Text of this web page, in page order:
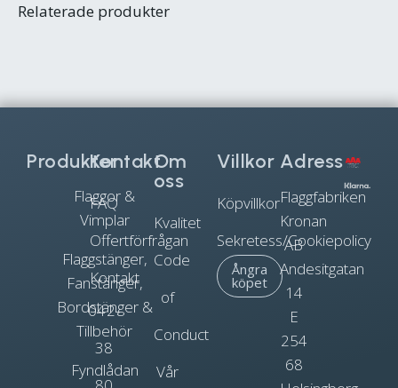
Relaterade produkter
Adress
Flaggfabriken
Kronan
AB
Andesitgatan
14
E
254
68
Kontakt
FAQ
Offertförfrågan
Kontakt
042-
38
Om
oss
Kvalitet
Code
of
Conduct
Vår
Villkor
Köpvillkor
Sekretess/Cookiepolicy
Ångra
köpet
Produkter
Flaggor &
Vimplar
Flaggstänger,
Fanstänger,
Bordstänger &
Tillbehör
Fyndlådan